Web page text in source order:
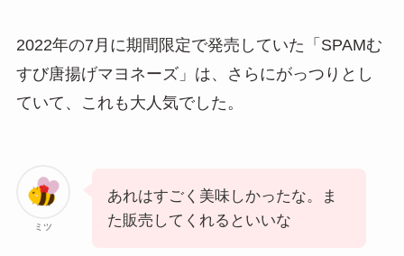
2022年の7月に期間限定で発売していた「SPAMむ
すび唐揚げマヨネーズ」は、さらにがっつりとし
ていて、これも大人気でした。
ミツ
あれはすごく美味しかったな。ま
た販売してくれるといいな